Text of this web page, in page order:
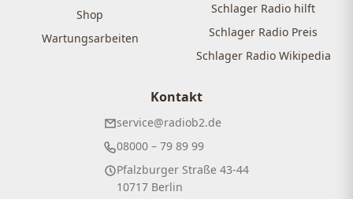
Shop
Wartungsarbeiten
Schlager Radio hilft
Schlager Radio Preis
Schlager Radio Wikipedia
Kontakt
service@radiob2.de
08000 – 79 89 99
Pfalzburger Straße 43-44
10717 Berlin